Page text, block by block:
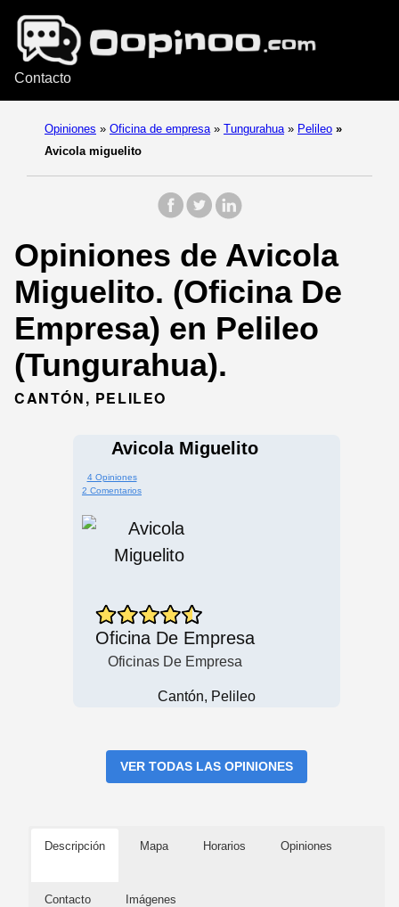
Contacto
Opiniones » Oficina de empresa » Tungurahua » Pelileo »
Avicola miguelito
Opiniones de Avicola
Miguelito. (Oficina De
Empresa) en Pelileo
(Tungurahua).
CANTÓN, PELILEO
Avicola Miguelito
4 Opiniones
2 Comentarios
Oficina De Empresa
Oficinas De Empresa
Cantón, Pelileo
VER TODAS LAS OPINIONES
Descripción Mapa Horarios Opiniones
Contacto Imágenes